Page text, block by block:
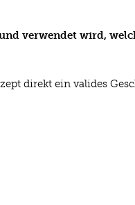
verwendet wird,
direkt ein valides